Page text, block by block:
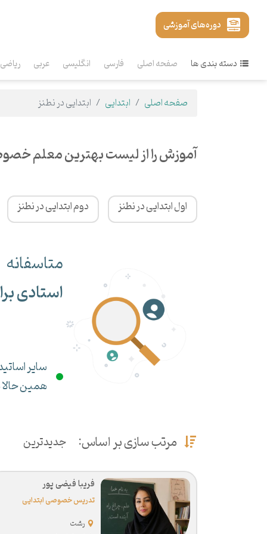
دوره‌های آموزشی
دسته بندی ها صفحه اصلی فارسی انگلیسی عربی ریاضی
صفحه اصلی ابتدایی ابتدایی در نطنز
آموزش را از لیست بهترین معلم
اول ابتدایی در نطنز دوم ابتدایی در نطنز
متاسفانه
استادی
سایر
همین حالا
مرتب سازی بر اساس: جدیدترین
فریبا فیضی پور
تدریس خصوصی ابتدایی
رشت